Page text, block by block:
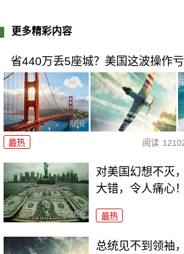
更多精彩内容
省440万丢5座城？美国这波操作亏
最热 阅读
对美国幻想不灭
大错，令人痛心！
最热
总统见不到领袖